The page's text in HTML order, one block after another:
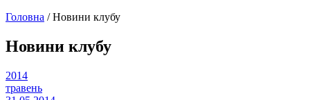
Головна /Новини клубу
Новини клубу
2014
травень